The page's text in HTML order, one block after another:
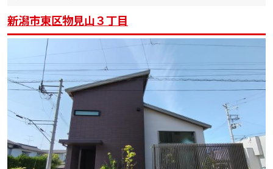
新潟市東区物見山３丁目